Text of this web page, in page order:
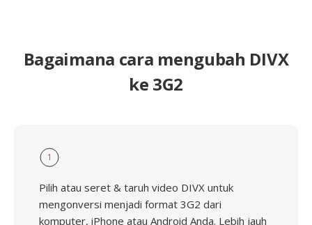
Bagaimana cara mengubah DIVX
ke 3G2
1
Pilih atau seret & taruh video DIVX untuk
mengonversi menjadi format 3G2 dari
komputer, iPhone atau Android Anda. Lebih jauh